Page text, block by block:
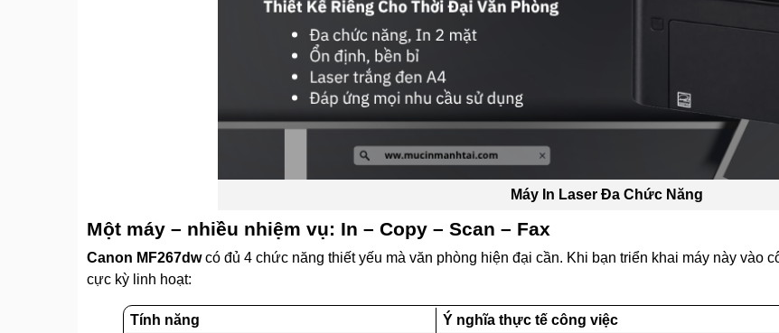
Máy In Laser Đa Chức Năng
Một máy – nhiều nhiệm vụ: In – Copy – Scan – Fax
Canon MF267dwcó đủ 4 chức năng thiết yếu mà văn phòng hiện đại cần. Khi bạn triển khai máy này vào
cực kỳ linh hoạt:
Tính năng
Ý nghĩa thực tế công việc